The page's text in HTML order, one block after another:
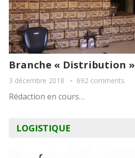
Branche « Distribution »
3 décembre 2018 692 comments
Rédaction en cours…
LOGISTIQUE